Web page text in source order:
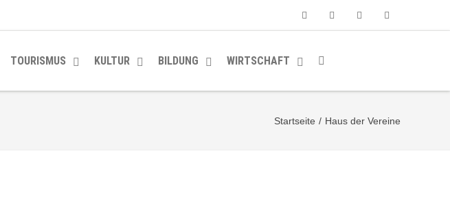
TOURISMUS KULTUR BILDUNG WIRTSCHAFT
Startseite / Haus der Vereine